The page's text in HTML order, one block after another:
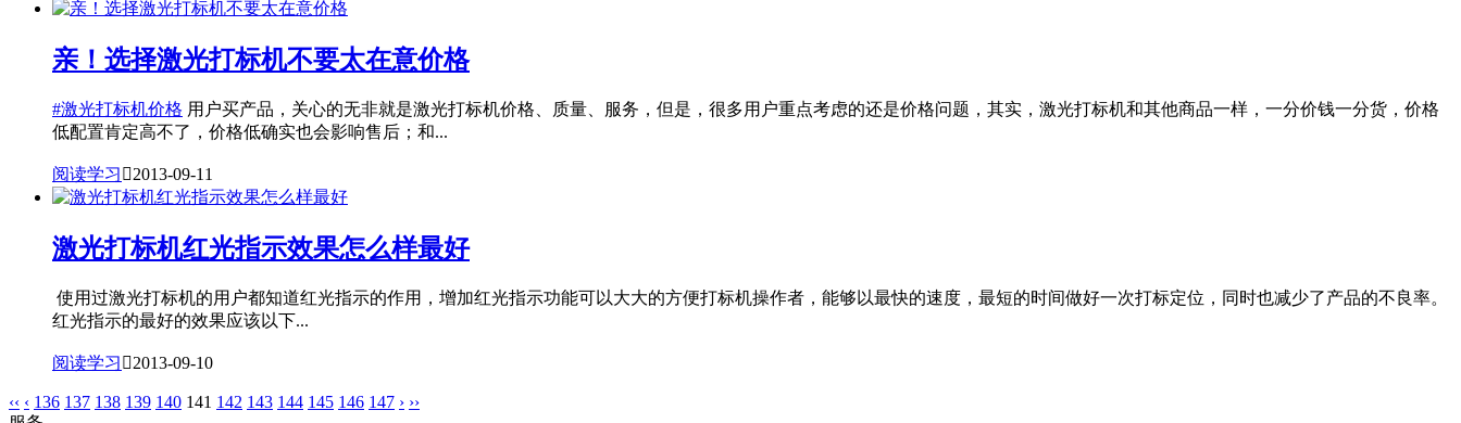
亲！选择激光打标机不要太在意价格
#激光打标机价格 用户买产品，关心的无非就是激光打标机价格、质量、服务，但是，很多用户重点考虑的还是价格问题，其实，激光打标机和其他商品一样，一分价钱一分货，价格
低配置肯定高不了，价格低确实也会影响售后；和...
阅读学习 2013-09-11
激光打标机红光指示效果怎么样最好
使用过激光打标机的用户都知道红光指示的作用，增加红光指示功能可以大大的方便打标机操作者，能够以最快的速度，最短的时间做好一次打标定位，同时也减少了产品的不良率。
红光指示的最好的效果应该以下...
阅读学习 2013-09-10
‹‹ ‹ 136 137 138 139 140 141 142 143 144 145 146 147 › ››